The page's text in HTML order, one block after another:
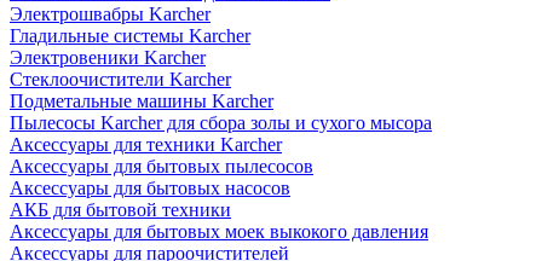
Электрошвабры Karcher
Гладильные системы Karcher
Электровеники Karcher
Стеклоочистители Karcher
Подметальные машины Karcher
Пылесосы Karcher для сбора золы и сухого мысора
Аксессуары для техники Karcher
Аксессуары для бытовых пылесосов
Аксессуары для бытовых насосов
АКБ для бытовой техники
Аксессуары для бытовых моек выкокого давления
Аксессуары для пароочистителей